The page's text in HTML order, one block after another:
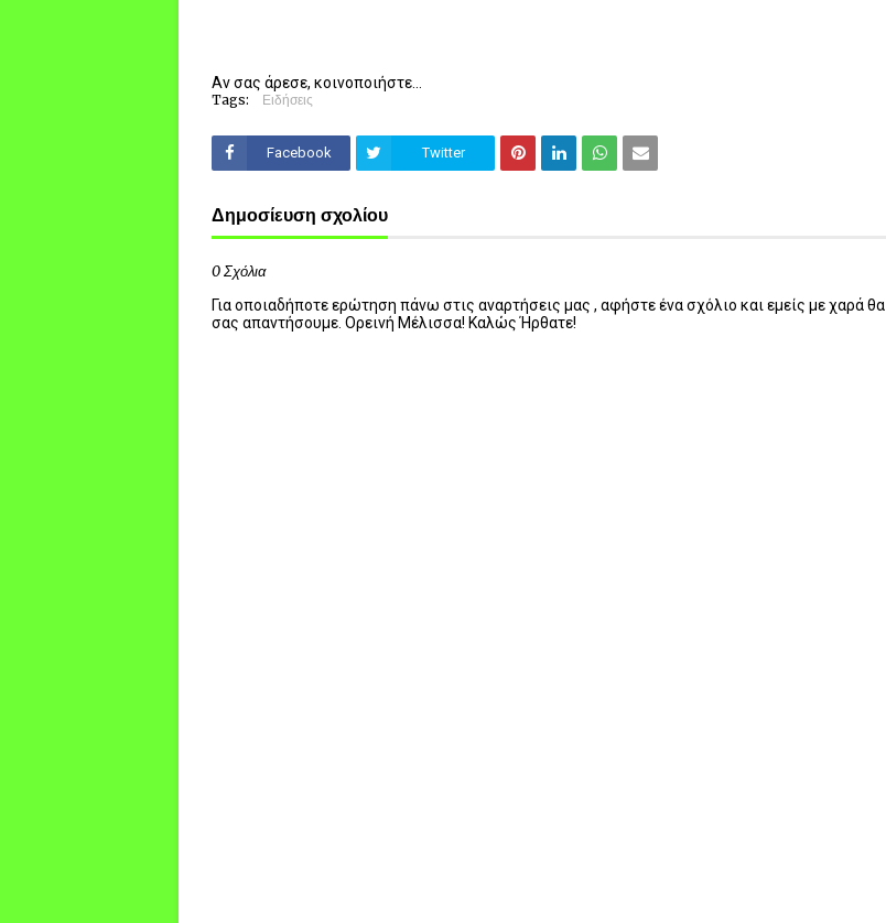
Αν σας άρεσε, κοινοποιήστε...
Tags: Ειδήσεις
Facebook Twitter
Δημοσίευση σχολίου
0 Σχόλια
Για οποιαδήποτε ερώτηση πάνω στις αναρτήσεις μας , αφήστε ένα σχόλιο και εμείς με χαρά θα
σας απαντήσουμε. Ορεινή Μέλισσα! Καλώς Ήρθατε!